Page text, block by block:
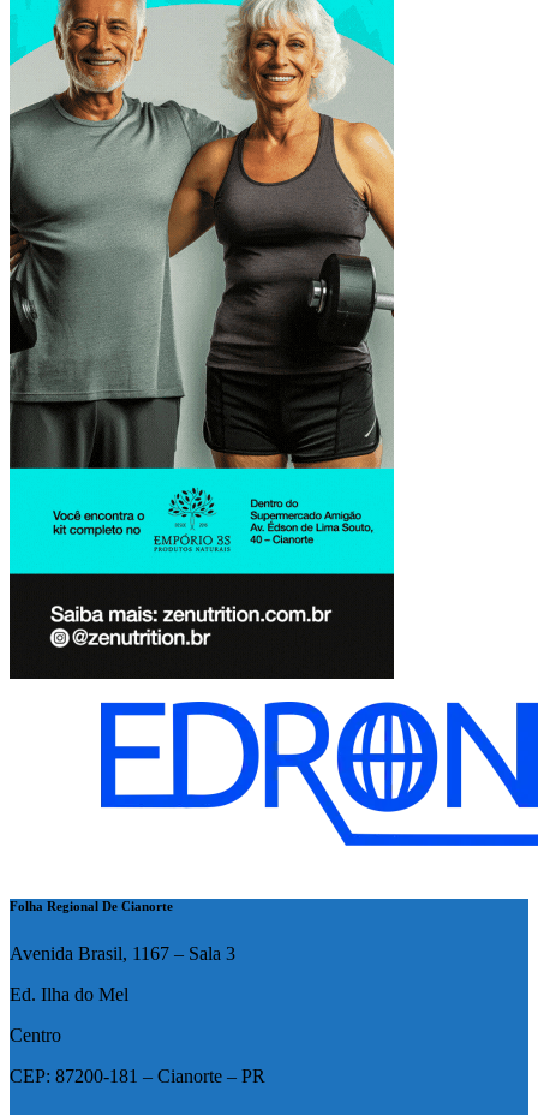
Folha Regional De Cianorte
Avenida Brasil, 1167 – Sala 3
Ed. Ilha do Mel
Centro
CEP: 87200-181 – Cianorte – PR